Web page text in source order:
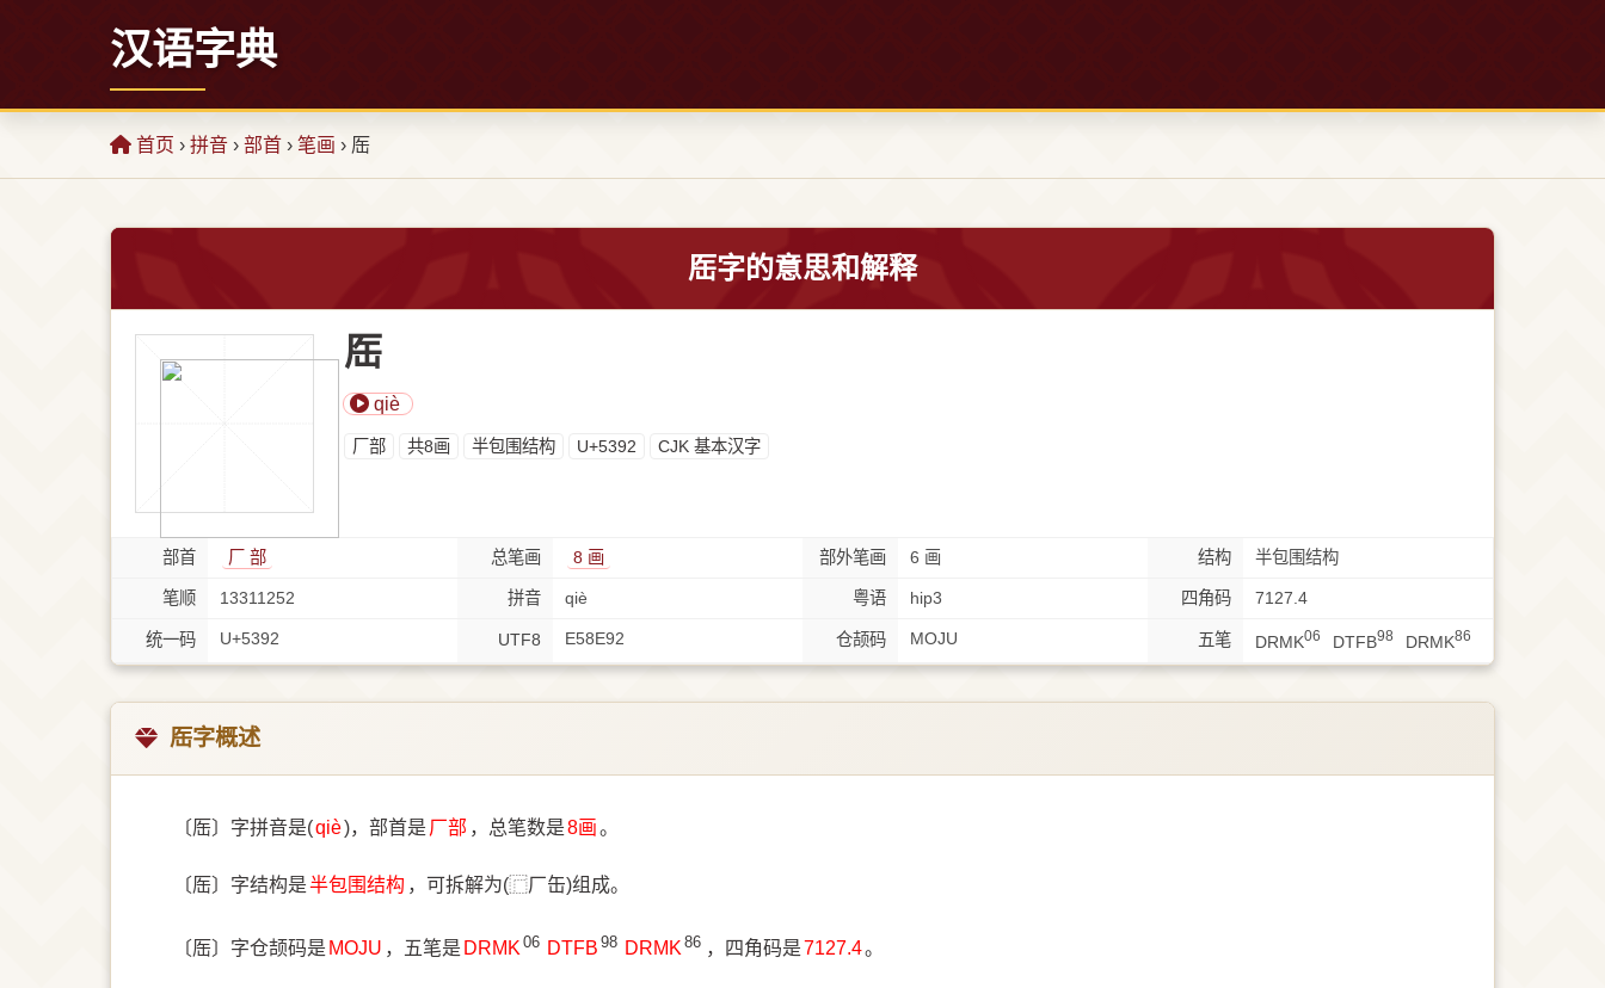
汉语字典
首页 › 拼音 › 部首 › 笔画 › 厒
厒字的意思和解释
厒
qiè
⼚部 共8画 半包围结构 U+5392 CJK 基本汉字
部首 ⼚ 部 总笔画 8 画 部外笔画 6 画 结构 半包围结构
笔顺 13311252 拼音 qiè 粤语 hip3 四角码 7127.4
统一码 U+5392 UTF8 E58E92 仓颉码 MOJU 五笔 DRMK06 DTFB98 DRMK86
厒字概述
〔厒〕字拼音是(qiè)，部首是 ⼚部 ，总笔数是8画。
〔厒〕字结构是半包围结构 ，可拆解为(⿸厂缶)组成。
〔厒〕字仓颉码是 MOJU ，五笔是 DRMK 06 DTFB 98 DRMK 86 ，四角码是7127.4。